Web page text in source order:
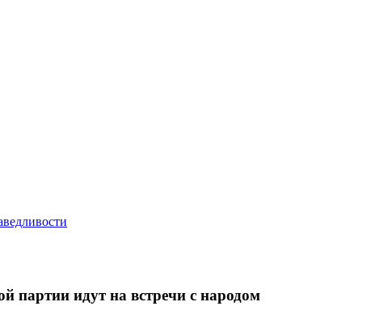
партии идут на встречи с народом